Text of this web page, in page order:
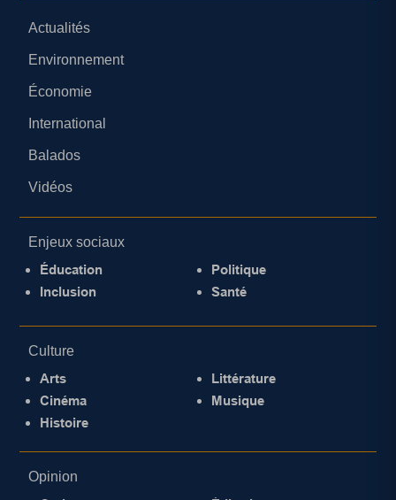
Actualités
Environnement
Économie
International
Balados
Vidéos
Enjeux sociaux
Éducation
Inclusion
Politique
Santé
Culture
Arts
Cinéma
Histoire
Littérature
Musique
Opinion